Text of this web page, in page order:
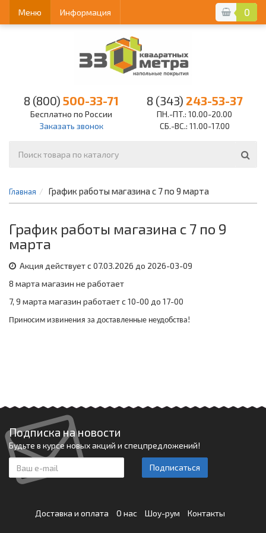
0
Меню Информация
8 (800) 500-33-71
Бесплатно по России
Заказать звонок
8 (343) 243-53-37
ПН.-ПТ.: 10.00-20.00
СБ.-ВС.: 11.00-17.00
Главная График работы магазина с 7 по 9 марта
График работы магазина с 7 по 9
марта
Акция действует с 07.03.2026 до 2026-03-09
8 марта магазин не работает
7, 9 марта магазин работает с 10-00 до 17-00
Приносим извинения за доставленные неудобства!
Подписка на новости
Будьте в курсе новых акций и спецпредложений!
Подписаться
Доставка и оплата О нас Шоу-рум Контакты